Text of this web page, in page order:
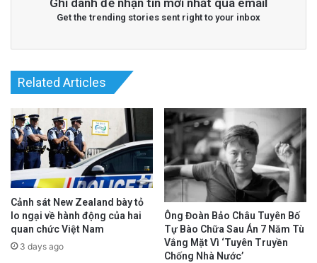
Ghi danh để nhận tin mới nhất qua email
Get the trending stories sent right to your inbox
Related Articles
Cảnh sát New Zealand bày tỏ
lo ngại về hành động của hai
quan chức Việt Nam
3 days ago
Ông Đoàn Bảo Châu Tuyên Bố
Tự Bào Chữa Sau Án 7 Năm Tù
Vắng Mặt Vì ‘Tuyên Truyền
Chống Nhà Nước’